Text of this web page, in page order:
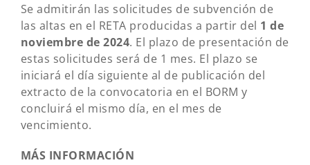
Se admitirán las solicitudes de subvención de
las altas en el RETA producidas a partir del 1 de
noviembre de 2024. El plazo de presentación de
estas solicitudes será de 1 mes. El plazo se
iniciará el día siguiente al de publicación del
extracto de la convocatoria en el BORM y
concluirá el mismo día, en el mes de
vencimiento.
MÁS INFORMACIÓN